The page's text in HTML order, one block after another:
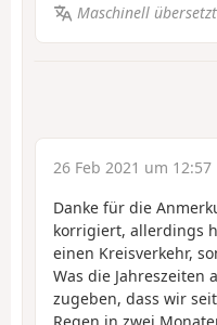
Maschinell übersetzt
26 Feb 2021 um 12:57
Danke für die
korrigiert, allerdings
einen Kreisverkehr,
Was die Jahreszeiten
zugeben, dass wir